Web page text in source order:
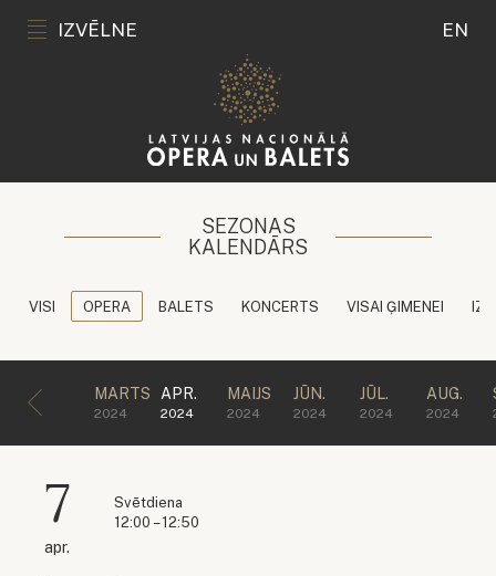
IZVĒLNE EN
SEZONAS
KALENDĀRS
VISI OPERA BALETS KONCERTS VISAI ĢIMENEI
MARTS
2024
APR.
2024
MAIJS
2024
JŪN.
2024
JŪL.
2024
AUG.
2024
7
apr.
Svētdiena
12:00 – 12:50